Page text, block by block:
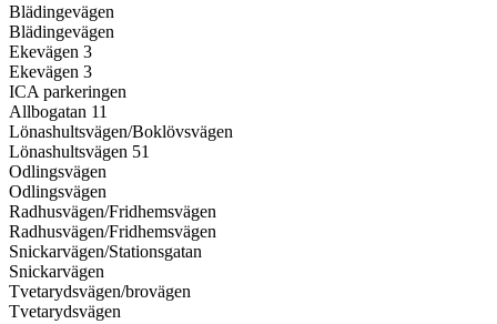
Blädingevägen
Blädingevägen
Ekevägen 3
Ekevägen 3
ICA parkeringen
Allbogatan 11
Lönashultsvägen/Boklövsvägen
Lönashultsvägen 51
Odlingsvägen
Odlingsvägen
Radhusvägen/Fridhemsvägen
Radhusvägen/Fridhemsvägen
Snickarvägen/Stationsgatan
Snickarvägen
Tvetarydsvägen/brovägen
Tvetarydsvägen